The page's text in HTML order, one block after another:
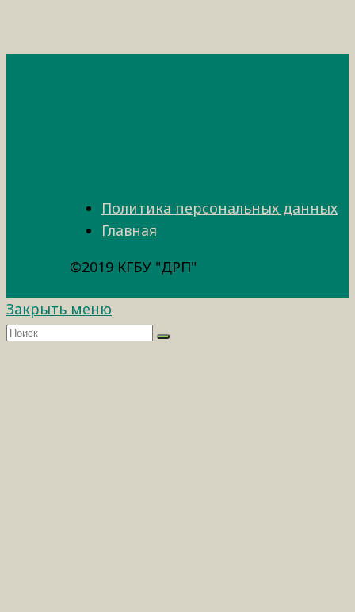
Политика персональных данных
Главная
©2019 КГБУ "ДРП"
Закрыть меню